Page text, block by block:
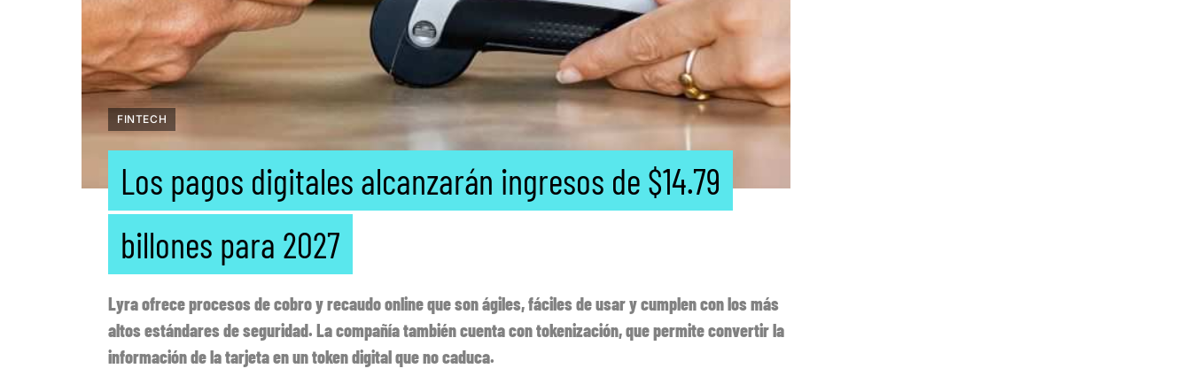
FINTECH
Los pagos digitales alcanzarán ingresos de $14.79
billones para 2027​
Lyra ofrece procesos de cobro y recaudo online que son ágiles, fáciles de usar y cumplen con los más
altos estándares de seguridad. La compañía también cuenta con tokenización, que permite convertir la
información de la tarjeta en un token digital que no caduca.